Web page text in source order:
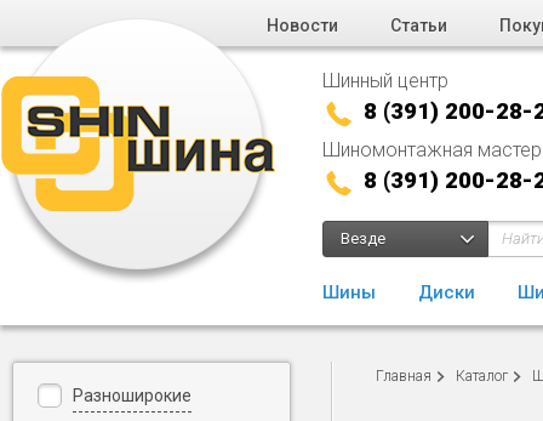
Новости Статьи
Шинный центр
8 (391) 200-28-
Шиномонтажная
8 (391) 200-28-
Везде
Шины Диски
Главная Каталог
Разноширокие